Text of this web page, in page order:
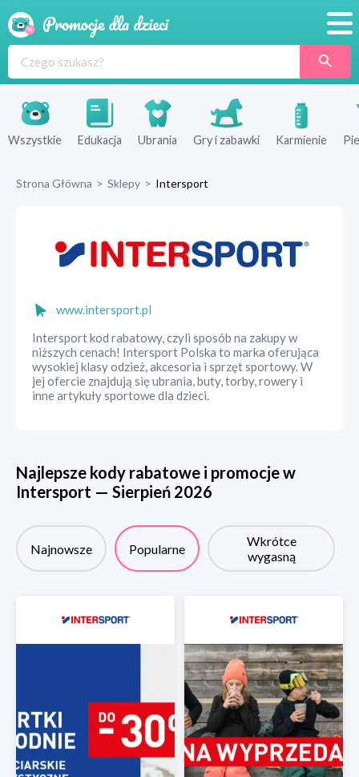
Produkty
Sklepy
Wszystkie Edukacja Ubrania Gry i zabawki Karmienie
Strona Główna > Sklepy > Intersport
www.intersport.pl
Intersport kod rabatowy, czyli sposób na zakupy w
niższych cenach! Intersport Polska to marka oferująca
wysokiej klasy odzież, akcesoria i sprzęt sportowy. W
jej ofercie znajdują się ubrania, buty, torby, rowery i
inne artykuły sportowe dla dzieci.
Najlepsze kody rabatowe i promocje w
Intersport — Sierpień 2026
Najnowsze Popularne
Wkrótce
wygasną